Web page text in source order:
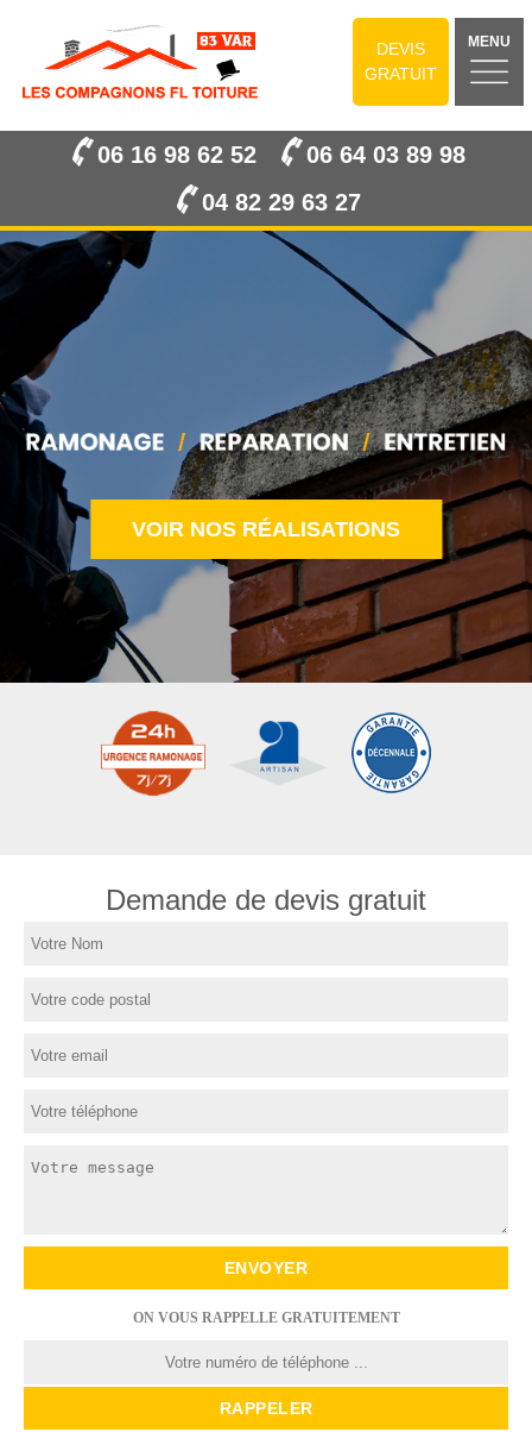
DEVIS
GRATUIT
MENU
06 16 98 62 52
06 64 03 89 98
04 82 29 63 27
VOIR NOS RÉALISATIONS
Demande de devis gratuit
ON VOUS RAPPELLE GRATUITEMENT